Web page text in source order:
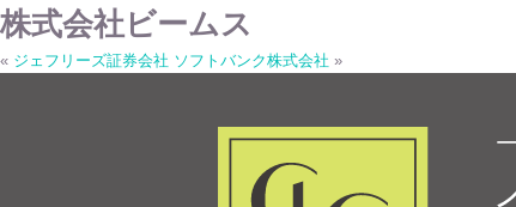
株式会社ビームス
« ジェフリーズ証券会社 ソフトバンク株式会社 »